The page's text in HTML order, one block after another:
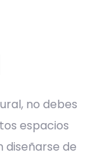
no debes
espacios
diseñarse de